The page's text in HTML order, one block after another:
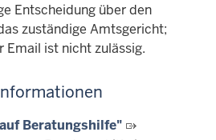
Entscheidung über den
zuständige Amtsgericht;
Email ist nicht zulässig.
Beratungshilfe"